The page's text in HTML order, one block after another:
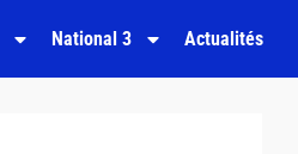
National 3 Actualités